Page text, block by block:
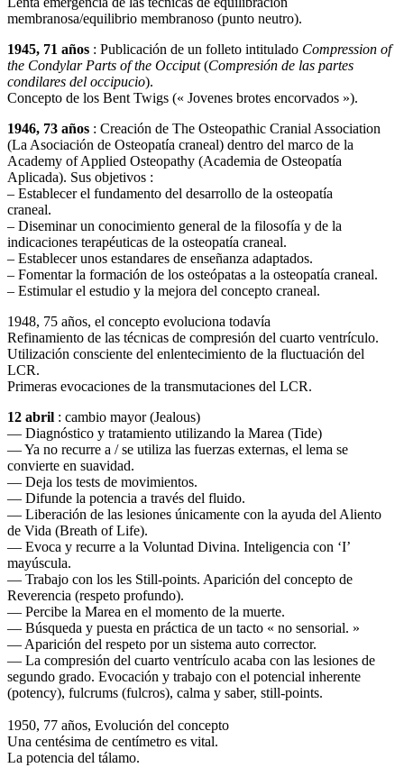
membranosa/equilibrio membranoso (punto neutro).
1945, 71 años : Publicación de un folleto intitulado Compression of
the Condylar Parts of the Occiput(Compresión de las partes
condilares del occipucio).
Concepto de los Bent Twigs (« Jovenes brotes encorvados »).
1946, 73 años : Creación de The Osteopathic Cranial Association
(La Asociación de Osteopatía craneal) dentro del marco de la
Academy of Applied Osteopathy (Academia de Osteopatía
Aplicada). Sus objetivos :
– Establecer el fundamento del desarrollo de la osteopatía
craneal.
– Diseminar un conocimiento general de la filosofía y de la
indicaciones terapéuticas de la osteopatía craneal.
– Establecer unos estandares de enseñanza adaptados.
– Fomentar la formación de los osteópatas a la osteopatía craneal.
– Estimular el estudio y la mejora del concepto craneal.
1948, 75 años, el concepto evoluciona todavía
Refinamiento de las técnicas de compresión del cuarto ventrículo.
Utilización consciente del enlentecimiento de la fluctuación del
LCR.
Primeras evocaciones de la transmutaciones del LCR.
12 abril : cambio mayor (Jealous)
— Diagnóstico y tratamiento utilizando la Marea (Tide)
— Ya no recurre a / se utiliza las fuerzas externas, el lema se
convierte en suavidad.
— Deja los tests de movimientos.
— Difunde la potencia a través del fluido.
— Liberación de las lesiones únicamente con la ayuda del Aliento
de Vida (Breath of Life).
— Evoca y recurre a la Voluntad Divina. Inteligencia con ‘I’
mayúscula.
— Trabajo con los les Still-points. Aparición del concepto de
Reverencia (respeto profundo).
— Percibe la Marea en el momento de la muerte.
— Búsqueda y puesta en práctica de un tacto « no sensorial. »
— Aparición del respeto por un sistema auto corrector.
— La compresión del cuarto ventrículo acaba con las lesiones de
segundo grado. Evocación y trabajo con el potencial inherente
(potency), fulcrums (fulcros), calma y saber, still-points.
1950, 77 años, Evolución del concepto
Una centésima de centímetro es vital.
La potencia del tálamo.